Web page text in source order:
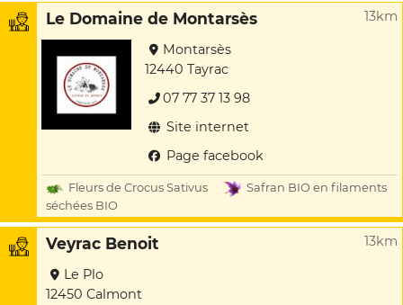
Le Domaine de Montarsès 13km
Montarsès
12440 Tayrac
07 77 37 13 98
Site internet
Page facebook
Fleurs de Crocus Sativus
séchées BIO
Safran BIO en filaments
Veyrac Benoit 13km
Le Plo
12450 Calmont